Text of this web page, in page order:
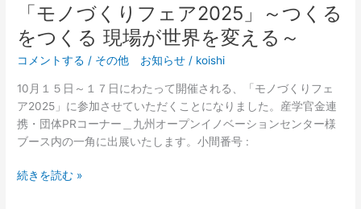
「モノづくりフェア2025」～つくる
をつくる 現場が世界を変える～
コメントする / その他 お知らせ / koishi
10月１５日～１７日にわたって開催される、「モノづくりフェ
ア2025」に参加させていただくことになりました。産学官金連
携・団体PRコーナー＿九州オープンイノベーションセンター様
ブース内の一角に出展いたします。小間番号 :
続きを読む »